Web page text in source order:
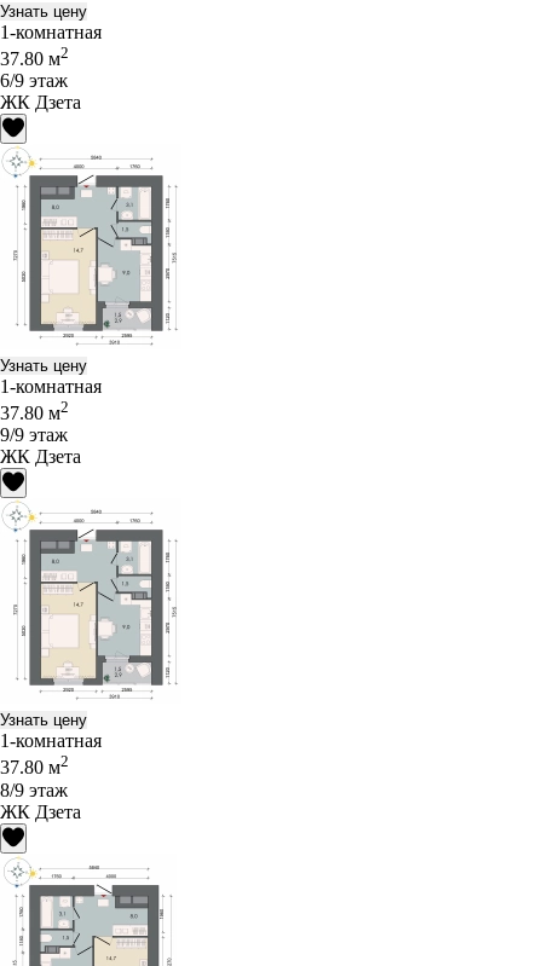
Узнать цену
1-комнатная
37.80 м2
6/9 этаж
ЖК Дзета
Узнать цену
1-комнатная
37.80 м2
9/9 этаж
ЖК Дзета
Узнать цену
1-комнатная
37.80 м2
8/9 этаж
ЖК Дзета